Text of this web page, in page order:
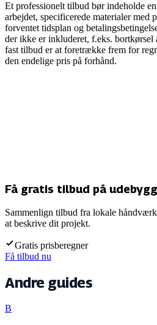
Et professionelt tilbud bør indeholde
arbejdet, specificerede materialer med
forventet tidsplan og
der ikke er inkluderet, f.eks.
fast tilbud er at foretrække frem for
den endelige pris på forhånd.
Få gratis tilbud på
Sammenlign tilbud fra lokale
at beskrive dit projekt.
Gratis prisberegner
Få tilbud nu
Andre guides
B